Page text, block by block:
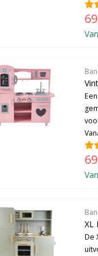
XL
De